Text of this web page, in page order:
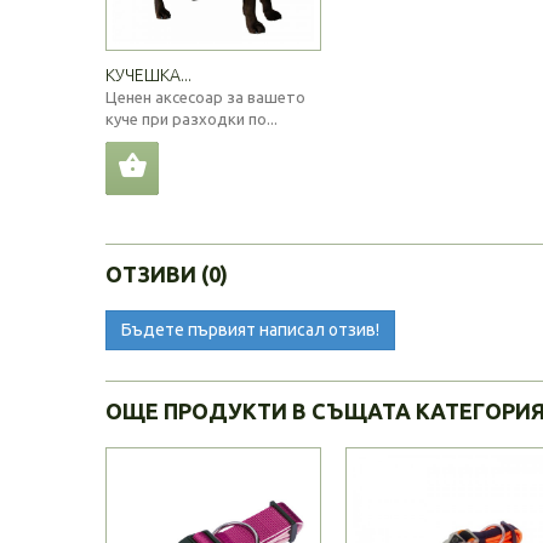
КУЧЕШКА...
Ценен аксесоар за вашето
куче при разходки по...
ОТЗИВИ (0)
Бъдете първият написал отзив!
ОЩЕ ПРОДУКТИ В СЪЩАТА